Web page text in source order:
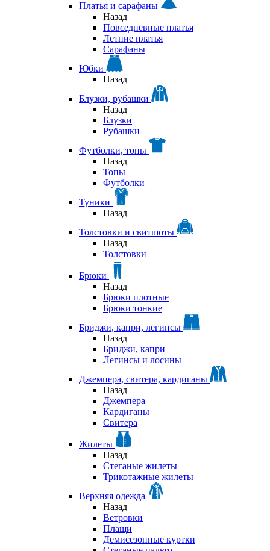
Платья и сарафаны
Назад
Повседневные платья
Летние платья
Сарафаны
Юбки
Назад
Блузки, рубашки
Назад
Блузки
Рубашки
Футболки, топы
Назад
Топы
Футболки
Туники
Назад
Толстовки и свитшоты
Назад
Толстовки
Брюки
Назад
Брюки плотные
Брюки тонкие
Бриджи, капри, легинсы
Назад
Бриджи, капри
Легинсы и лосины
Джемпера, свитера, кардиганы
Назад
Джемпера
Кардиганы
Свитера
Жилеты
Назад
Стеганые жилеты
Трикотажные жилеты
Верхняя одежда
Назад
Ветровки
Плащи
Демисезонные куртки